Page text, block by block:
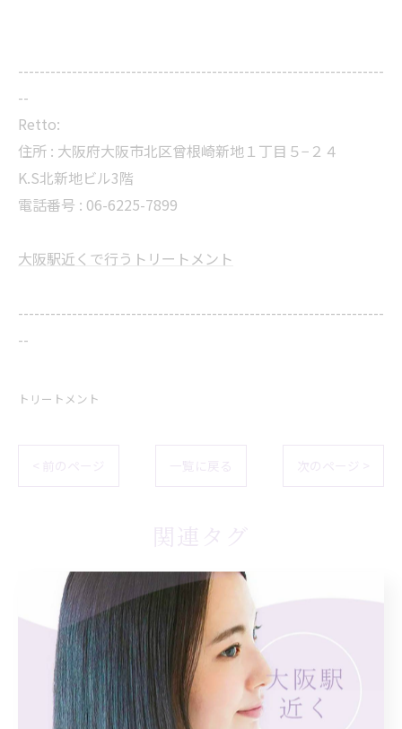
--------------------------------------------------------------------
--
Retto:
住所 : 大阪府大阪市北区曾根崎新地１丁目５−２４
K.S北新地ビル3階
電話番号 : 06-6225-7899
大阪駅近くで行うトリートメント
--------------------------------------------------------------------
--
トリートメント
< 前のページ 一覧に戻る 次のページ >
関連タグ
#ヘアケア #いるかのせなか
#ヘアオイル
#お試し
#つるりんちょ
#西梅田
#つるりんちょ。
#髪にドラマを
#白髪染め
#ケアブリーチ #切りっぱなし